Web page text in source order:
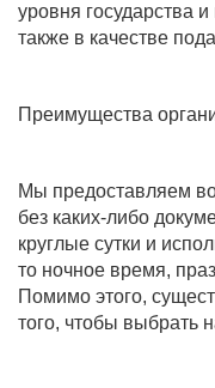
уровня государства
также в качестве
Преимущества
Мы предоставляем
без каких-либо
круглые сутки и
то ночное время,
Помимо этого,
того, чтобы выбрать